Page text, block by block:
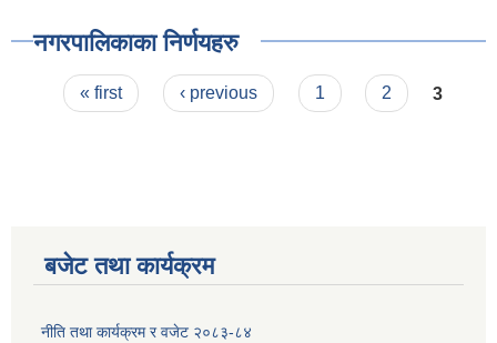
नगरपालिकाका निर्णयहरु
Pages
« first ‹ previous 1 2 3
बजेट तथा कार्यक्रम
नीति तथा कार्यक्रम र वजेट २०८३-८४